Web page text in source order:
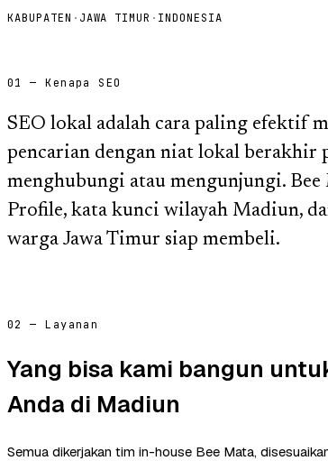
KABUPATEN · JAWA TIMUR · INDONESIA
01 — Kenapa SEO
SEO lokal adalah cara paling efektif
pencarian dengan niat lokal berakhir
menghubungi atau mengunjungi.
Profile, kata kunci wilayah Madiun,
warga Jawa Timur siap membeli.
02 — Layanan
Yang bisa kami bangun
Anda di Madiun
Semua dikerjakan tim in-house Bee Mata,